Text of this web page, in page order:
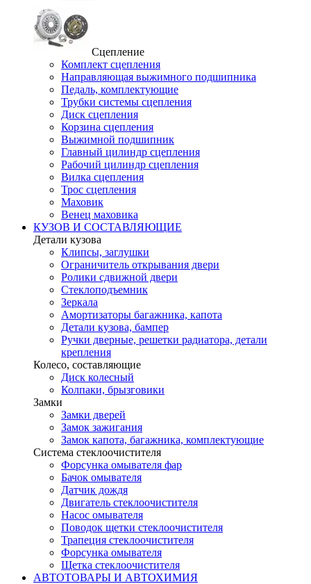
Сцепление
Комплект сцепления
Направляющая выжимного подшипника
Педаль, комплектующие
Трубки системы сцепления
Диск сцепления
Корзина сцепления
Выжимной подшипник
Главный цилиндр сцепления
Рабочий цилиндр сцепления
Вилка сцепления
Трос сцепления
Маховик
Венец маховика
КУЗОВ И СОСТАВЛЯЮЩИЕ
Детали кузова
Клипсы, заглушки
Ограничитель открывания двери
Ролики сдвижной двери
Стеклоподъемник
Зеркала
Амортизаторы багажника, капота
Детали кузова, бампер
Ручки дверные, решетки радиатора, детали
крепления
Колесо, составляющие
Диск колесный
Колпаки, брызговики
Замки
Замки дверей
Замок зажигания
Замок капота, багажника, комплектующие
Система стеклоочистителя
Форсунка омывателя фар
Бачок омывателя
Датчик дождя
Двигатель стеклоочистителя
Насос омывателя
Поводок щетки стеклоочистителя
Трапеция стеклоочистителя
Форсунка омывателя
Щетка стеклоочистителя
АВТОТОВАРЫ И АВТОХИМИЯ